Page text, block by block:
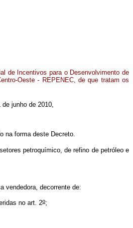
de Incentivos para o Desenvolvimento de
Oeste - REPENEC, de que tratam os
junho de 2010,
na forma deste Decreto.
petroquímico, de refino de petróleo e
vendedora, decorrente de:
no art. 2o;